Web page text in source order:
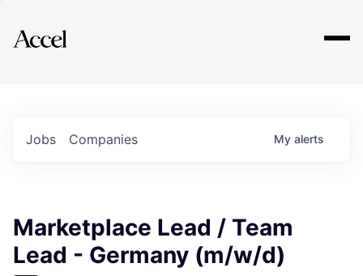
Explore
Jobs Companies My alerts
Marketplace Lead / Team
Lead - Germany (m/w/d)